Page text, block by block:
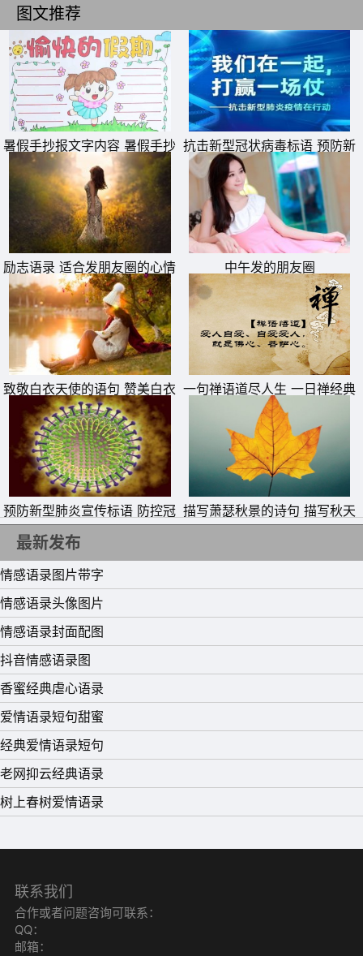
6、有些感情，走了一圈，还是会回到原点。其实在某些时
候，有些机会，因瞬间的犹豫，擦肩而过;有些缘分，因一
时的任xing，滑落指间;有些感情，因一时的冲动，遗憾一
生;有些人，一转身就是一辈子。许多感情疏远淡漠，无力
挽回，只源于一念之差;情执是苦恼的原因，放下情执，你
才能得到自在。
7、最真的爱，是即便你没有那么好，在我的心里，你却仍
是最好;最美的情，是我没有那么完美，在你的眼里，却依
旧是最美。
8、话不在多，入心最暖;情不在热，贴心最真。一句懂得，
暖到落泪;一个拥抱，感动心肺。 难过的时候不说，最脆弱;
沉默的时候不语，最失落。真正的关心，是心灵的抚慰;真
正的拥有，是生命的作陪。
9、爱情是坚强与脆弱的结合体。坚强时，爱的种子种在任
何贫瘠的土壤里都会生根发芽，在任何寒冷酷热的条件下都
能开花结果;脆弱时，哪怕只是一丁点的伤害，一丁点的背
叛，都会让爱情之花瞬间凋零。唯有以理解为基石，以宽容
为立柱，以珍惜为墙壁，以满足为装饰，两颗心住在里面才
会安全。
10、如果你从一开始就有个选爱人标准的话，譬如身高、学
人，拨动了你的心弦。所有的不可能，就会变成可能。爱情
不是比赛，而是偶遇。既然能让你爱上，那就无需后悔。
图文推荐
暑假手抄报文字内容 暑假手抄
报简单又好看
抗击新型冠状病毒标语 预防新
型肺炎从我做起横幅宣传语
励志语录 适合发朋友圈的心情
句子
中午发的朋友圈
致敬白衣天使的语句 赞美白衣
天使一句话
一句禅语道尽人生 一日禅经典
句子
预防新型肺炎宣传标语 防控冠
状病毒疫情横幅警示标语
描写萧瑟秋景的诗句 描写秋天
萧瑟秋季的诗句
最新发布
情感语录图片带字
情感语录头像图片
情感语录封面配图
抖音情感语录图
香蜜经典虐心语录
爱情语录短句甜蜜
经典爱情语录短句
老网抑云经典语录
树上春树爱情语录
联系我们
合作或者问题咨询可联系：
QQ：
邮箱：